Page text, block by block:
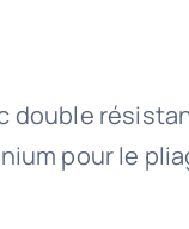
double
pour le